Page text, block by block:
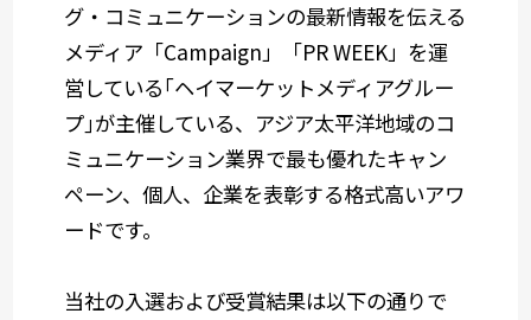
グ・コミュニケーションの最新情報を伝える
メディア「Campaign」「PR WEEK」を運
営している｢ヘイマーケットメディアグルー
プ｣が主催している、アジア太平洋地域のコ
ミュニケーション業界で最も優れたキャン
ペーン、個人、企業を表彰する格式高いアワ
ードです。
当社の入選および受賞結果は以下の通りで